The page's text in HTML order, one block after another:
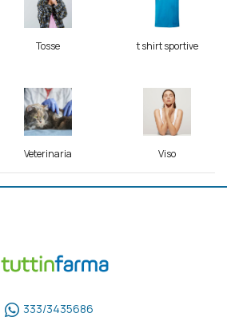
Tosse t shirt sportive
Veterinaria Viso
333/3435686